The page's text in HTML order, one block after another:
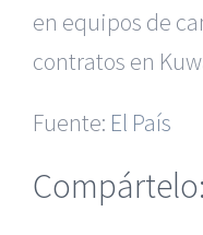
en equipos de
contratos en
Fuente: El País
Compártelo: